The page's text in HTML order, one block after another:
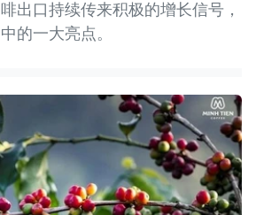
出口持续传来积极的增长信号，
的一大亮点。